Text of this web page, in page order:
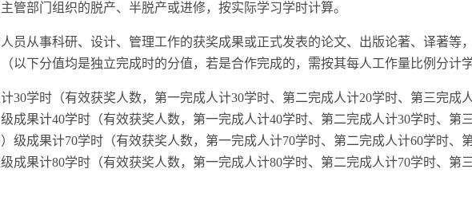
主管部门组织的脱产、半脱产或进修，按实际学习学时计算。
人员从事科研、设计、管理工作的获奖成果或正式发表的论文、出版论著、译著等
以下分值均是独立完成时的分值，若是合作完成的，需按其每人工作量比例分计学
30学时（有效获奖人数，第一完成人计30学时、第二完成人计20学时、第三完成
成果计40学时（有效获奖人数，第一完成人计40学时、第二完成人计30学时、第
级成果计70学时（有效获奖人数，第一完成人计70学时、第二完成人计60学时、
成果计80学时（有效获奖人数，第一完成人计80学时、第二完成人计70学时、第